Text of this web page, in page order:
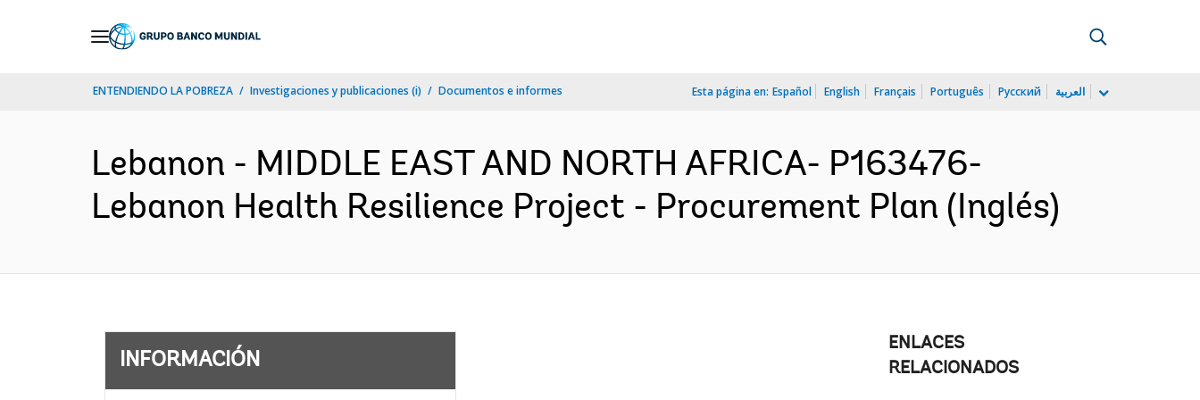
ENTENDIENDO LA POBREZA Investigaciones y publicaciones (i) Documentos e informes Esta página en: Español English Français Português Русский العربية
Lebanon - MIDDLE EAST AND NORTH AFRICA- P163476-
Lebanon Health Resilience Project - Procurement Plan (Inglés)
INFORMACIÓN
ENLACES
RELACIONADOS